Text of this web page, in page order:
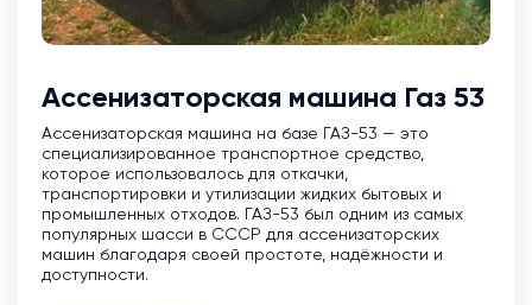
Ассенизаторская машина Газ 53
Ассенизаторская машина на базе ГАЗ-53 — это
специализированное транспортное средство,
которое использовалось для откачки,
транспортировки и утилизации жидких бытовых и
промышленных отходов. ГАЗ-53 был одним из самых
популярных шасси в СССР для ассенизаторских
машин благодаря своей простоте, надёжности и
доступности.